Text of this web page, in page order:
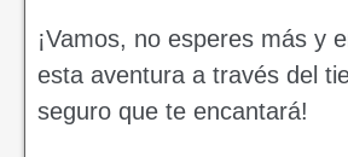
¡Vamos, no esperes más y
esta aventura a través del
seguro que te encantará!